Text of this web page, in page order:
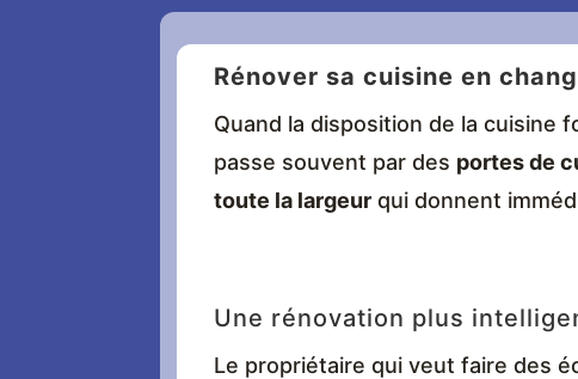
Rénover sa cuisine en
Quand la disposition de la cuisine
passe souvent par des portes de
toute la largeur qui donnent
Une rénovation plus
Le propriétaire qui veut faire des